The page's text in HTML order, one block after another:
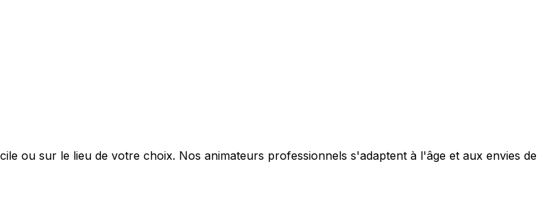
ou sur le lieu de votre choix. Nos animateurs professionnels s'adaptent à l'âge et aux envies de